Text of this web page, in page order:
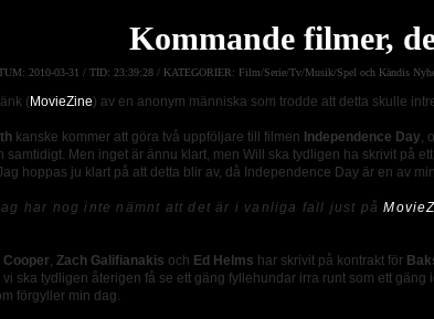
Kommande filmer,
2010-03-31 / TID: 23:39:28 / KATEGORIER: Film/Serie/Tv/Musik/Spel och Kändis
(MovieZine) av en anonym människa som trodde att detta skulle
kanske kommer att göra två uppföljare till filmen Independence Day,
samtidigt. Men inget är ännu klart, men Will ska tydligen ha skrivit på
hoppas ju klart på att detta blir av, då Independence Day är en av
har nog inte nämnt att det är i vanliga fall just på
Cooper, Zach Galifianakis och Ed Helms har skrivit på kontrakt för
vi ska tydligen återigen få se ett gäng fyllehundar irra runt som ett gäng
förgyller min dag.